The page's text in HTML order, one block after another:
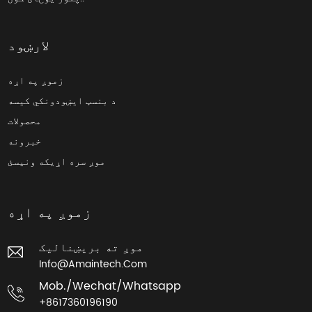
لارښود
زموږ په اړه
د بنسټ ایښودونکي کیسه
محصولات
خبرونه
موږ سره اړیکه ونیسئ
زموږ په اړه
موږ ته بریښنالیک
Info@amaintech.com
Mob./wechat/whatsapp
+8617360196190